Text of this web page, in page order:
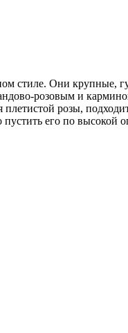
стиле. Они крупные,
розовым и
розы,
его по высокой